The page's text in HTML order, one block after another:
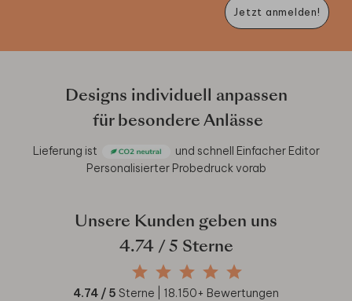
Jetzt anmelden!
Designs individuell anpassen
für besondere Anlässe
Lieferung ist und schnell Einfacher Editor
Personalisierter Probedruck vorab
Unsere Kunden geben uns
4.74/ 5 Sterne
4.74 / 5 Sterne | 18.150+ Bewertungen